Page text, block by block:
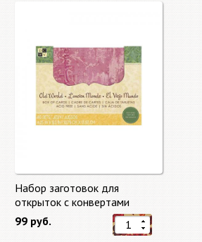
Набор заготовок для
открыток с конвертами
Старый мир (Old World) от
DCWV
99 руб.